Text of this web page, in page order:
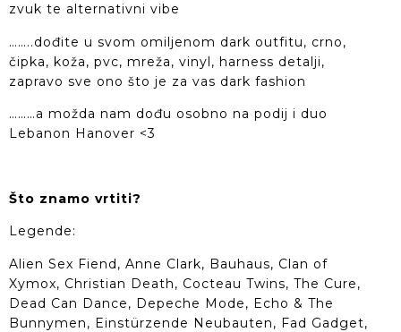
zvuk te alternativni vibe
……..dođite u svom omiljenom dark outfitu, crno,
čipka, koža, pvc, mreža, vinyl, harness detalji,
zapravo sve ono što je za vas dark fashion
………a možda nam dođu osobno na podij i duo
Lebanon Hanover <3
Što znamo vrtiti?
Legende:
Alien Sex Fiend, Anne Clark, Bauhaus, Clan of
Xymox, Christian Death, Cocteau Twins, The Cure,
Dead Can Dance, Depeche Mode, Echo & The
Bunnymen, Einstürzende Neubauten, Fad Gadget,